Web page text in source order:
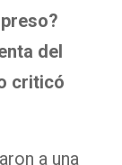
del
criticó
a una